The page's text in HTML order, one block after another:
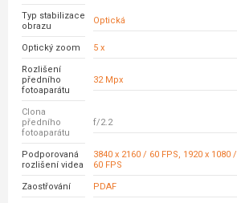
Typ stabilizace
obrazu
Optická
Optický zoom 5 x
Rozlišení
předního
fotoaparátu
32 Mpx
Clona
předního
fotoaparátu
f/2.2
Podporovaná
rozlišení videa
3840 x 2160 / 60 FPS, 1920 x 1080 /
60 FPS
Zaostřování PDAF